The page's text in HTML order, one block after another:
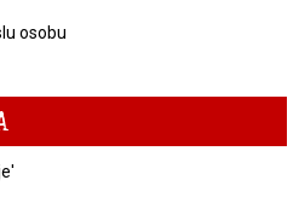
osobu